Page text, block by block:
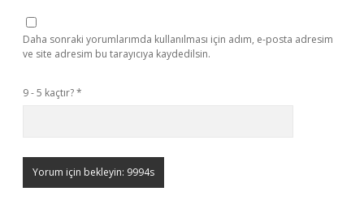
Daha sonraki yorumlarımda kullanılması için adım, e-posta adresim
ve site adresim bu tarayıcıya kaydedilsin.
9 - 5 kaçtır?*